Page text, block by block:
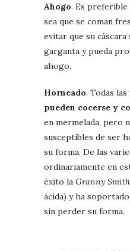
Ahogo. Es preferible
sea que se coman
evitar que su cáscara
garganta y pueda
ahogo.
Horneado. Todas las
pueden cocerse y
en mermelada, pero
susceptibles de ser
su forma. De las
ordinariamente en
éxito la Granny Smith
ácida) y ha
sin perder su forma.